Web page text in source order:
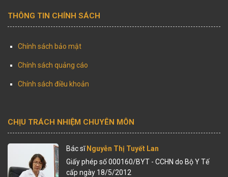
THÔNG TIN CHÍNH SÁCH
Chính sách bảo mật
Chính sách quảng cáo
Chính sách điều khoản
CHỊU TRÁCH NHIỆM CHUYÊN MÔN
Bác sĩNguyễn Thị Tuyết Lan
Giấy phép số 000160/BYT - CCHN do Bộ Y Tế
cấp ngày 18/5/2012